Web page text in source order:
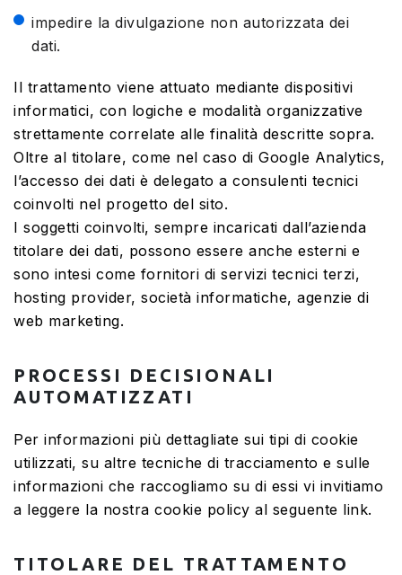
impedire la divulgazione non autorizzata dei
dati.
Il trattamento viene attuato mediante dispositivi
informatici, con logiche e modalità organizzative
strettamente correlate alle finalità descritte sopra.
Oltre al titolare, come nel caso di Google Analytics,
l’accesso dei dati è delegato a consulenti tecnici
coinvolti nel progetto del sito.
I soggetti coinvolti, sempre incaricati dall’azienda
titolare dei dati, possono essere anche esterni e
sono intesi come fornitori di servizi tecnici terzi,
hosting provider, società informatiche, agenzie di
web marketing.
PROCESSI DECISIONALI
AUTOMATIZZATI
Per informazioni più dettagliate sui tipi di cookie
utilizzati, su altre tecniche di tracciamento e sulle
informazioni che raccogliamo su di essi vi invitiamo
a leggere la nostra cookie policy al seguente link.
TITOLARE DEL TRATTAMENTO